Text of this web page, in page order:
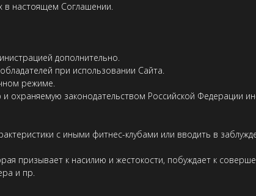
в настоящем Соглашении.
дополнительно.
при использовании Сайта.
режиме.
охраняемую законодательством Российской Федерации
с иными фитнес-клубами или вводить в
призывает к насилию и жестокости, побуждает к
и пр.